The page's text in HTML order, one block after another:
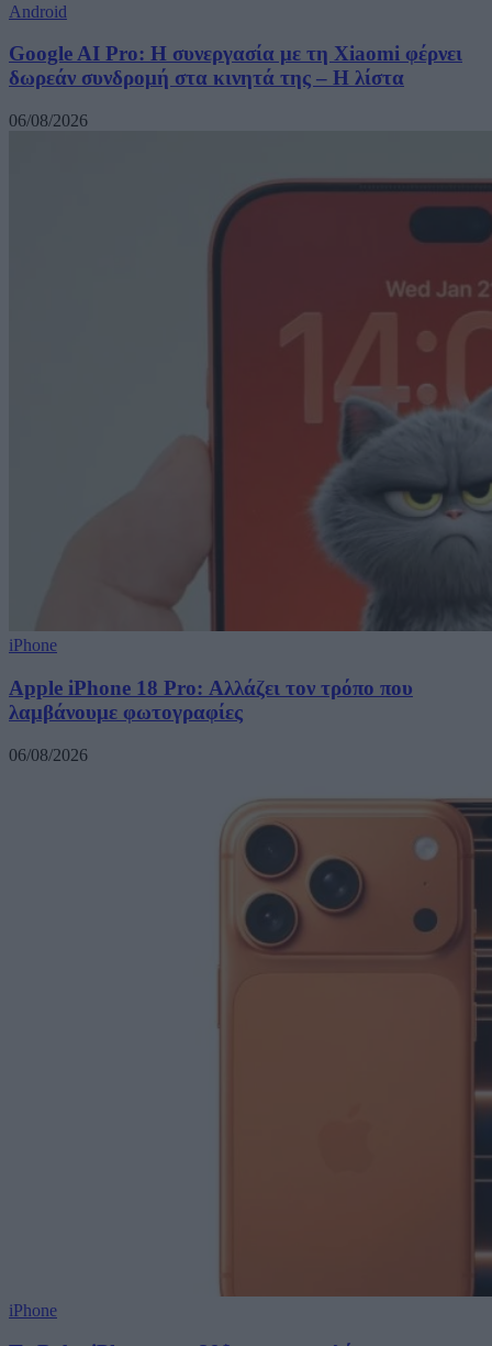
Android
Google AI Pro: Η συνεργασία με τη Xiaomi φέρνει
δωρεάν συνδρομή στα κινητά της – Η λίστα
06/08/2026
iPhone
Apple iPhone 18 Pro: Αλλάζει τον τρόπο που
λαμβάνουμε φωτογραφίες
06/08/2026
iPhone